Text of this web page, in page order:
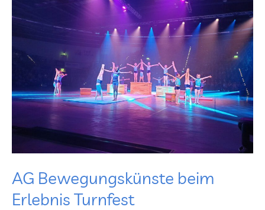
AG Bewegungskünste beim
Erlebnis Turnfest
Erlebnis
Turnfest